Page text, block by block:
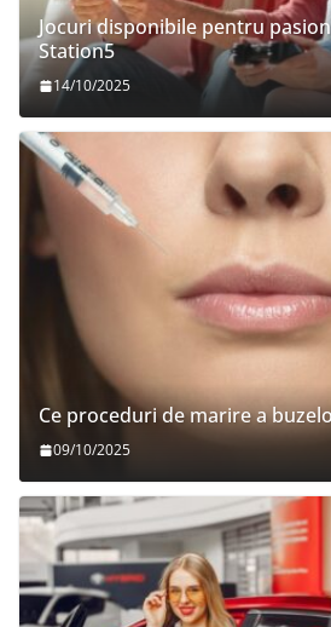
Jocuri disponibile pentru
Station5
14/10/2025
Ce proceduri de marire a
09/10/2025